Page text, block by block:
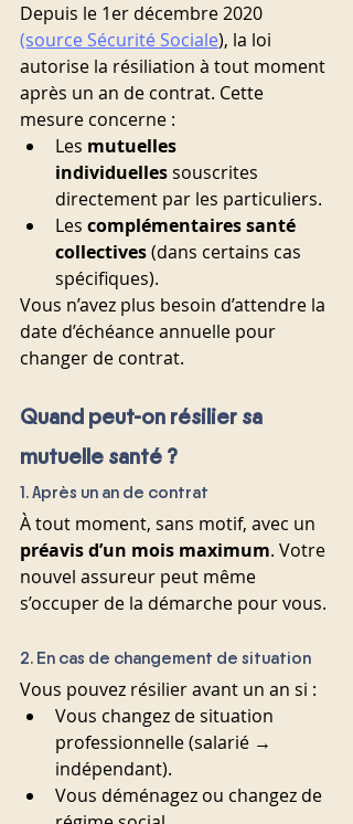
Depuis le 1er décembre 2020
(source Sécurité Sociale), la loi
autorise la résiliation à tout moment
après un an de contrat. Cette
mesure concerne :
Les mutuelles
individuelles souscrites
directement par les particuliers.
Les complémentaires santé
collectives (dans certains cas
spécifiques).
Vous n’avez plus besoin d’attendre la
date d’échéance annuelle pour
changer de contrat.
Quand peut-on résilier sa
mutuelle santé ?
1. Après un an de contrat
À tout moment, sans motif, avec un
préavis d’un mois maximum. Votre
nouvel assureur peut même
s’occuper de la démarche pour vous.
2. En cas de changement de situation
Vous pouvez résilier avant un an si :
Vous changez de situation
professionnelle (salarié →
indépendant).
Vous déménagez ou changez de